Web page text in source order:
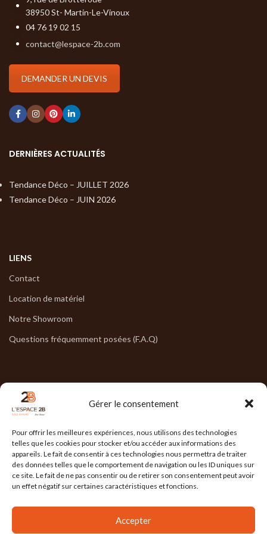
Gérer le consentement
Pour offrir les meilleures expériences, nous utilisons des technologies
telles que les cookies pour stocker et/ou accéder aux informations des
appareils. Le fait de consentir à ces technologies nous permettra de traiter
des données telles que le comportement de navigation ou les ID uniques sur
ce site. Le fait de ne pas consentir ou de retirer son consentement peut avoir
un effet négatif sur certaines caractéristiques et fonctions.
Accepter
38950 St- Martin-Le-Vinoux
04 76 19 02 15
contact@lespace-2b.com
DEMANDER UN DEVIS
DERNIÈRES ACTUALITÉS
Tendance Déco – JUILLET 2026
Tendance Déco – JUIN 2026
LIENS
Contact
Location de matériel
Notre Showroom
Questions fréquemment posées (F.A.Q)
NOS HORAIRES
Lun : 7h30/17h30
Mar : 7h30/17h30
Mer : 7h30/17h30
Jeu : 7h30/17h30